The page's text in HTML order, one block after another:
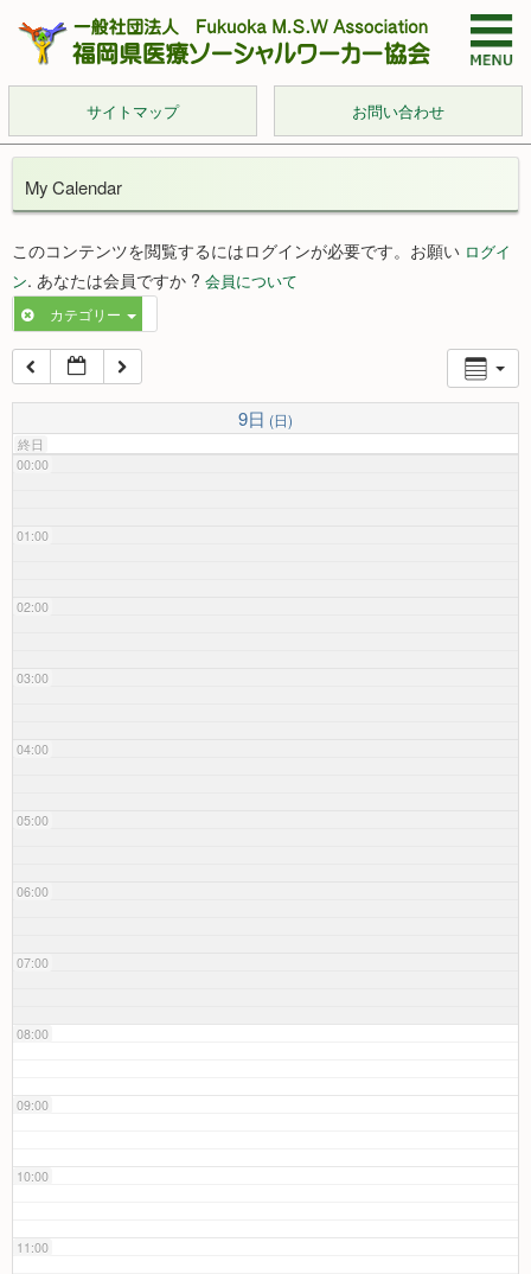
サイトマップ お問い合わせ
My Calendar
このコンテンツを閲覧するにはログインが必要です。お願い ログイ
ン. あなたは会員ですか ? 会員について
カテゴリー
9日 (日)
終日
00:00
01:00
02:00
03:00
04:00
05:00
06:00
07:00
08:00
09:00
10:00
11:00